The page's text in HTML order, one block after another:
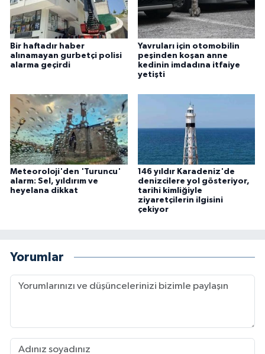
Bir haftadır haber
alınamayan gurbetçi polisi
alarma geçirdi
Yavruları için otomobilin
peşinden koşan anne
kedinin imdadına itfaiye
yetişti
Meteoroloji'den 'Turuncu'
alarm: Sel, yıldırım ve
heyelana dikkat
146 yıldır Karadeniz'de
denizcilere yol gösteriyor,
tarihi kimliğiyle
ziyaretçilerin ilgisini
çekiyor
Yorumlar